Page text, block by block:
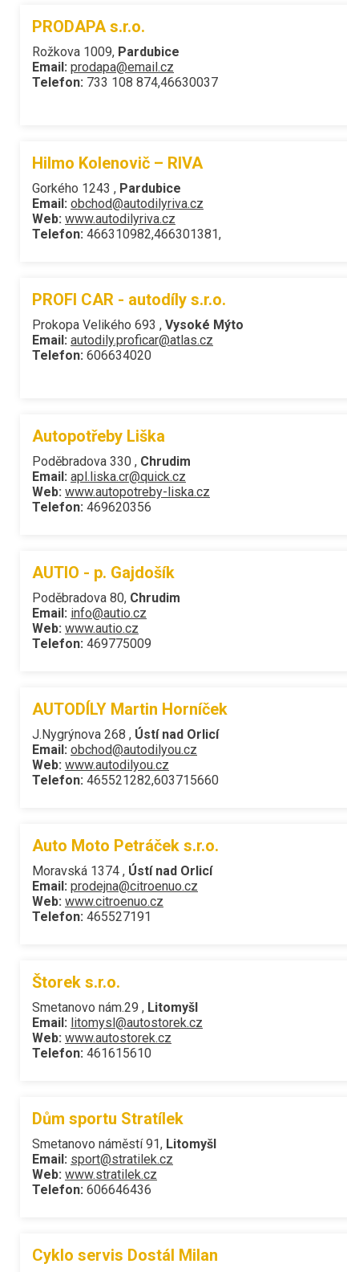
PRODAPA s.r.o.
Rožkova 1009, Pardubice
Email: prodapa@email.cz
Telefon: 733 108 874,46630037
Hilmo Kolenovič – RIVA
Gorkého 1243 , Pardubice
Email: obchod@autodilyriva.cz
Web: www.autodilyriva.cz
Telefon: 466310982,466301381,
PROFI CAR - autodíly s.r.o.
Prokopa Velikého 693 , Vysoké Mýto
Email: autodily.proficar@atlas.cz
Telefon: 606634020
Autopotřeby Liška
Poděbradova 330 , Chrudim
Email: apl.liska.cr@quick.cz
Web: www.autopotreby-liska.cz
Telefon: 469620356
AUTIO - p. Gajdošík
Poděbradova 80, Chrudim
Email: info@autio.cz
Web: www.autio.cz
Telefon: 469775009
AUTODÍLY Martin Horníček
J.Nygrýnova 268 , Ústí nad Orlicí
Email: obchod@autodilyou.cz
Web: www.autodilyou.cz
Telefon: 465521282,603715660
Auto Moto Petráček s.r.o.
Moravská 1374 , Ústí nad Orlicí
Email: prodejna@citroenuo.cz
Web: www.citroenuo.cz
Telefon: 465527191
Štorek s.r.o.
Smetanovo nám.29 , Litomyšl
Email: litomysl@autostorek.cz
Web: www.autostorek.cz
Telefon: 461615610
Dům sportu Stratílek
Smetanovo náměstí 91, Litomyšl
Email: sport@stratilek.cz
Web: www.stratilek.cz
Telefon: 606646436
Cyklo servis Dostál Milan